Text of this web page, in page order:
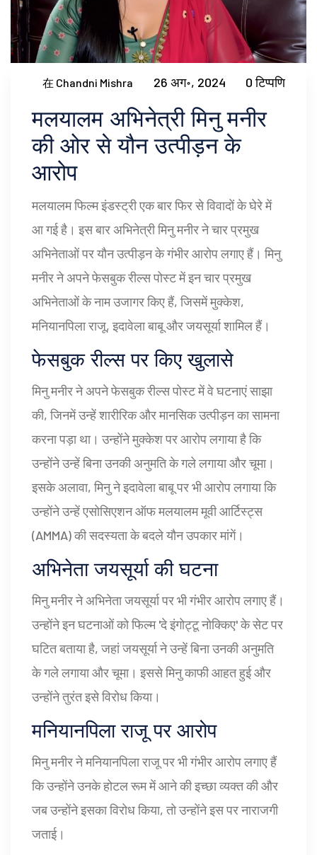
在 Chandni Mishra 26 अग॰, 2024 0 टिप्पणि
मलयालम अभिनेत्री मिनु मनीर
की ओर से यौन उत्पीड़न के
आरोप
मलयालम फिल्म इंडस्ट्री एक बार फिर से विवादों के घेरे में
आ गई है। इस बार अभिनेत्री मिनु मनीर ने चार प्रमुख
अभिनेताओं पर यौन उत्पीड़न के गंभीर आरोप लगाए हैं। मिनु
मनीर ने अपने फेसबुक रील्स पोस्ट में इन चार प्रमुख
अभिनेताओं के नाम उजागर किए हैं, जिसमें मुक्केश,
मनियानपिला राजू, इदावेला बाबू और जयसूर्या शामिल हैं।
फेसबुक रील्स पर किए खुलासे
मिनु मनीर ने अपने फेसबुक रील्स पोस्ट में वे घटनाएं साझा
की, जिनमें उन्हें शारीरिक और मानसिक उत्पीड़न का सामना
करना पड़ा था। उन्होंने मुक्केश पर आरोप लगाया है कि
उन्होंने उन्हें बिना उनकी अनुमति के गले लगाया और चूमा।
इसके अलावा, मिनु ने इदावेला बाबू पर भी आरोप लगाया कि
उन्होंने उन्हें एसोसिएशन ऑफ मलयालम मूवी आर्टिस्ट्स
(AMMA) की सदस्यता के बदले यौन उपकार मांगें।
अभिनेता जयसूर्या की घटना
मिनु मनीर ने अभिनेता जयसूर्या पर भी गंभीर आरोप लगाए हैं।
उन्होंने इन घटनाओं को फिल्म 'दे इंगोट्टू नोक्किए' के सेट पर
घटित बताया है, जहां जयसूर्या ने उन्हें बिना उनकी अनुमति
के गले लगाया और चूमा। इससे मिनु काफी आहत हुई और
उन्होंने तुरंत इसे विरोध किया।
मनियानपिला राजू पर आरोप
मिनु मनीर ने मनियानपिला राजू पर भी गंभीर आरोप लगाए हैं
कि उन्होंने उनके होटल रूम में आने की इच्छा व्यक्त की और
जब उन्होंने इसका विरोध किया, तो उन्होंने इस पर नाराजगी
जताई।